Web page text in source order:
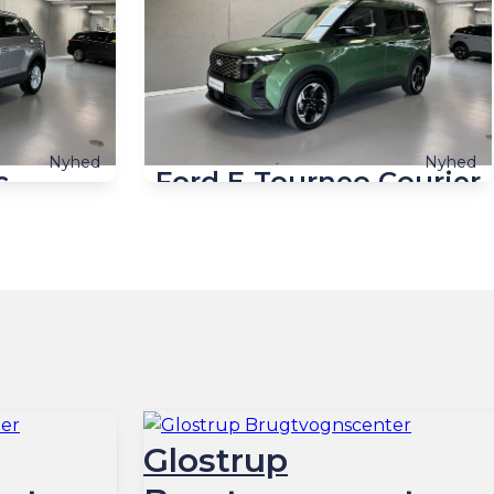
Nyhed
5d 7g Aut.
Nyhed
Ford E-Tourneo Courier
Glostrup